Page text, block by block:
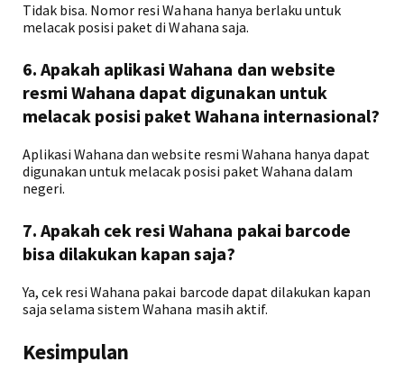
Tidak bisa. Nomor resi Wahana hanya berlaku untuk
melacak posisi paket di Wahana saja.
6. Apakah aplikasi Wahana dan website
resmi Wahana dapat digunakan untuk
melacak posisi paket Wahana internasional?
Aplikasi Wahana dan website resmi Wahana hanya dapat
digunakan untuk melacak posisi paket Wahana dalam
negeri.
7. Apakah cek resi Wahana pakai barcode
bisa dilakukan kapan saja?
Ya, cek resi Wahana pakai barcode dapat dilakukan kapan
saja selama sistem Wahana masih aktif.
Kesimpulan